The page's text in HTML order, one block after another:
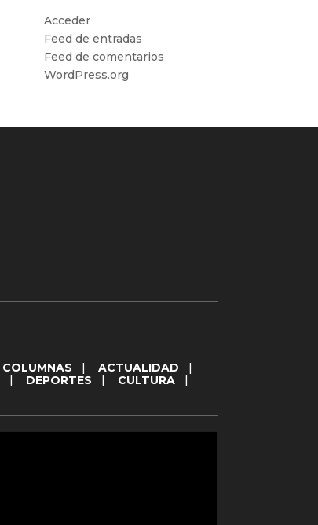
Acceder
Feed de entradas
Feed de comentarios
WordPress.org
COLUMNAS ACTUALIDAD
DEPORTES CULTURA|